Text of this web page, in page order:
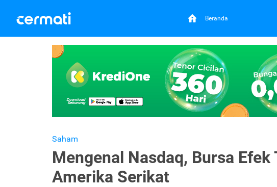
Beranda
Saham
Mengenal Nasdaq, Bursa
Amerika Serikat